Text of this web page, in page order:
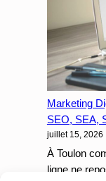
Marketing
SEO, SEA,
juillet 15, 2026
À Toulon
ligne ne